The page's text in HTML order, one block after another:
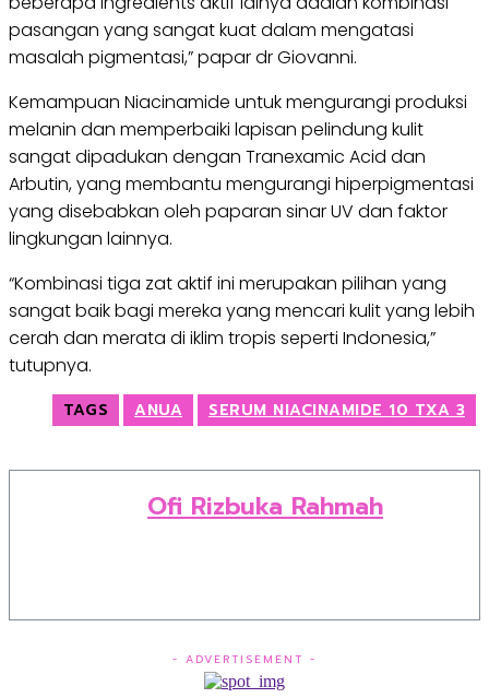
pasangan yang sangat kuat dalam mengatasi
masalah pigmentasi,” papar dr Giovanni.
Kemampuan Niacinamide untuk mengurangi produksi
melanin dan memperbaiki lapisan pelindung kulit
sangat dipadukan dengan Tranexamic Acid dan
Arbutin, yang membantu mengurangi hiperpigmentasi
yang disebabkan oleh paparan sinar UV dan faktor
lingkungan lainnya.
“Kombinasi tiga zat aktif ini merupakan pilihan yang
sangat baik bagi mereka yang mencari kulit yang lebih
cerah dan merata di iklim tropis seperti Indonesia,”
tutupnya.
TAGS ANUA SERUM NIACINAMIDE 10 TXA 3
Ofi Rizbuka Rahmah
- ADVERTISEMENT -